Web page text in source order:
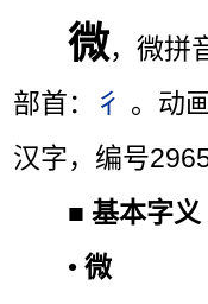
微，微拼
部首：
彳 。动
汉字，编号2965
■基本字义
•微